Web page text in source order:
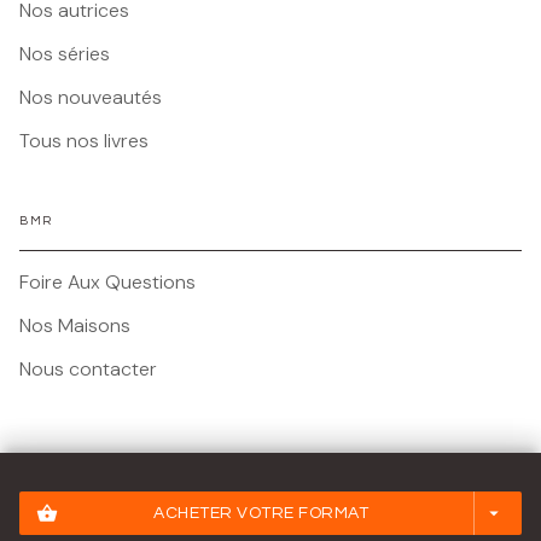
shopping_basket ACHETER VOTRE FORMAT arrow_drop_down
Nos autrices
Nos séries
Nos nouveautés
Tous nos livres
BMR
Foire Aux Questions
Nos Maisons
Nous contacter
Mentions légales
Conditions Générales d'Utilisation